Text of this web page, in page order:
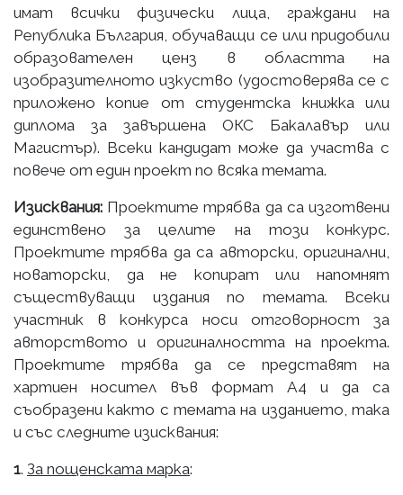
имат всички физически лица, граждани на
Република България, обучаващи се или придобили
образователен ценз в областта на
изобразителното изкуство (удостоверява се с
приложено копие от студентска книжка или
дипломa за завършена ОКС Бакалавър или
Магистър). Всеки кандидат може да участва с
повече от един проект по всяка темата.
Изисквания: Проектите трябва да са изготвени
единствено за целите на този конкурс.
Проектите трябва да са авторски, оригинални,
новаторски, да не копират или напомнят
съществуващи издания по темата. Всеки
участник в конкурса носи отговорност за
авторството и оригиналността на проекта.
Проектите трябва да се представят на
хартиен носител във формат А4 и да са
съобразени както с темата на изданието, така
и със следните изисквания:
1. За пощенската марка: